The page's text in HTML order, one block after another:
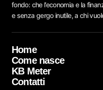
fondo: che l’economia e la
e senza gergo inutile, a chi
Home
Come nasce
KB Meter
Contatti